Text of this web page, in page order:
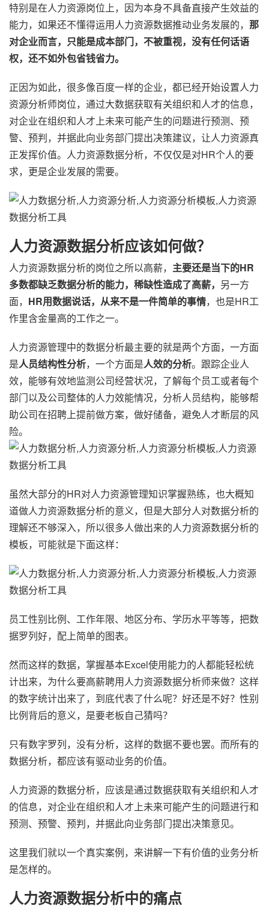
特别是在人力资源岗位上，因为本身不具备直接产生效益的
能力，如果还不懂得运用人力资源数据推动业务发展的， 那
对企业而言，只能是成本部门，不被重视，没有任何话语
权，还不如外包省钱省力。
正因为如此，很多像百度一样的企业，都已经开始设置人力
资源分析师岗位，通过大数据获取有关组织和人才的信息，
对企业在组织和人才上未来可能产生的问题进行预测、预
警、预判，并据此向业务部门提出决策建议，让人力资源真
正发挥价值。人力资源数据分析，不仅仅是对HR个人的要
求，更是企业发展的需要。
人力资源数据分析应该如何做？
人力资源数据分析的岗位之所以高薪， 主要还是当下的HR
多数都缺乏数据分析的能力，稀缺性造成了高薪， 另一方
面， HR用数据说话，从来不是一件简单的事情，也是HR工
作里含金量高的工作之一。
人力资源管理中的数据分析最主要的就是两个方面，一方面
是人员结构性分析，一个方面是人效的分析。跟踪企业人
效，能够有效地监测公司经营状况，了解每个员工或者每个
部门以及公司整体的人力效能情况，分析人员结构，能够帮
助公司在招聘上提前做方案，做好储备，避免人才断层的风
险。
虽然大部分的HR对人力资源管理知识掌握熟练，也大概知
道做人力资源数据分析的意义，但是大部分人对数据分析的
理解还不够深入，所以很多人做出来的人力资源数据分析的
模板，可能就是下面这样：
员工性别比例、工作年限、地区分布、学历水平等等，把数
据罗列好，配上简单的图表。
然而这样的数据，掌握基本Excel使用能力的人都能轻松统
计出来，为什么要高薪聘用人力资源数据分析师来做？这样
的数字统计出来了，到底代表了什么呢？好还是不好？性别
比例背后的意义，是要老板自己猜吗？
只有数字罗列，没有分析，这样的数据不要也罢。而所有的
数据分析，都应该有驱动业务的价值。
人力资源的数据分析，应该是通过数据获取有关组织和人才
的信息，对企业在组织和人才上未来可能产生的问题进行和
预测、预警、预判，并据此向业务部门提出决策意见。
这里我们就以一个真实案例，来讲解一下有价值的业务分析
是怎样的。
人力资源数据分析中的痛点